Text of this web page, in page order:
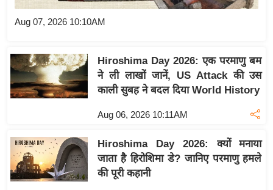
स
द्यो
ग
ज
ग
वि
शे
ष
ज्ञ
Aug 07, 2026 10:10AM
Hiroshima Day 2026: एक परमाणु बम
ने ली लाखों जानें, US Attack की उस
काली सुबह ने बदल दिया World History
Aug 06, 2026 10:11AM
Hiroshima Day 2026: क्यों मनाया
जाता है हिरोशिमा डे? जानिए परमाणु हमले
की पूरी कहानी